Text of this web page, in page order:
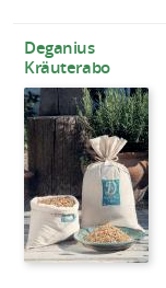
Deganius
Kräuterabo